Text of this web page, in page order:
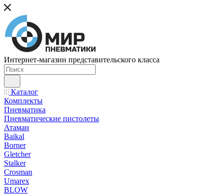
Интернет-магазин представительского класса
Каталог
Комплекты
Пневматика
Пневматические пистолеты
Атаман
Baikal
Borner
Gletcher
Stalker
Crosman
Umarex
BLOW